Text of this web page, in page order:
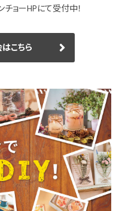
ョーHPにて受付中！
こちら